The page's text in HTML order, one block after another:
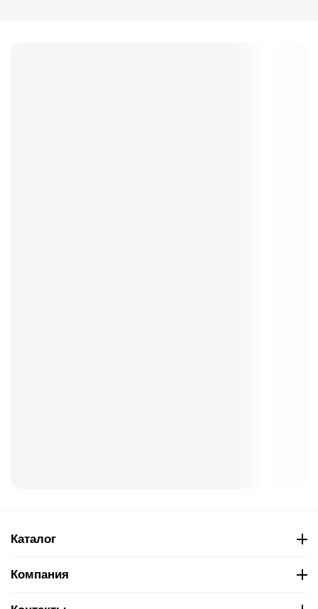
Каталог
Компания